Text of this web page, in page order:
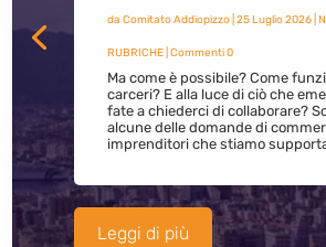
da Comitato Addiopizzo| 25 Luglio 2026|
RUBRICHE| Commenti 0
Ma come è possibile? Come
carceri? E alla luce di ciò che
fate a chiederci di collaborare?
alcune delle domande di
imprenditori che stiamo
Leggi di più